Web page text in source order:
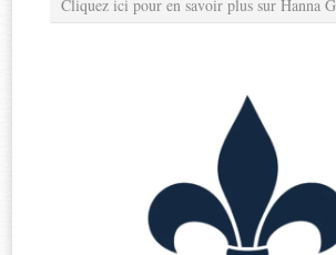
Cliquez ici pour en savoir plus sur Hanna